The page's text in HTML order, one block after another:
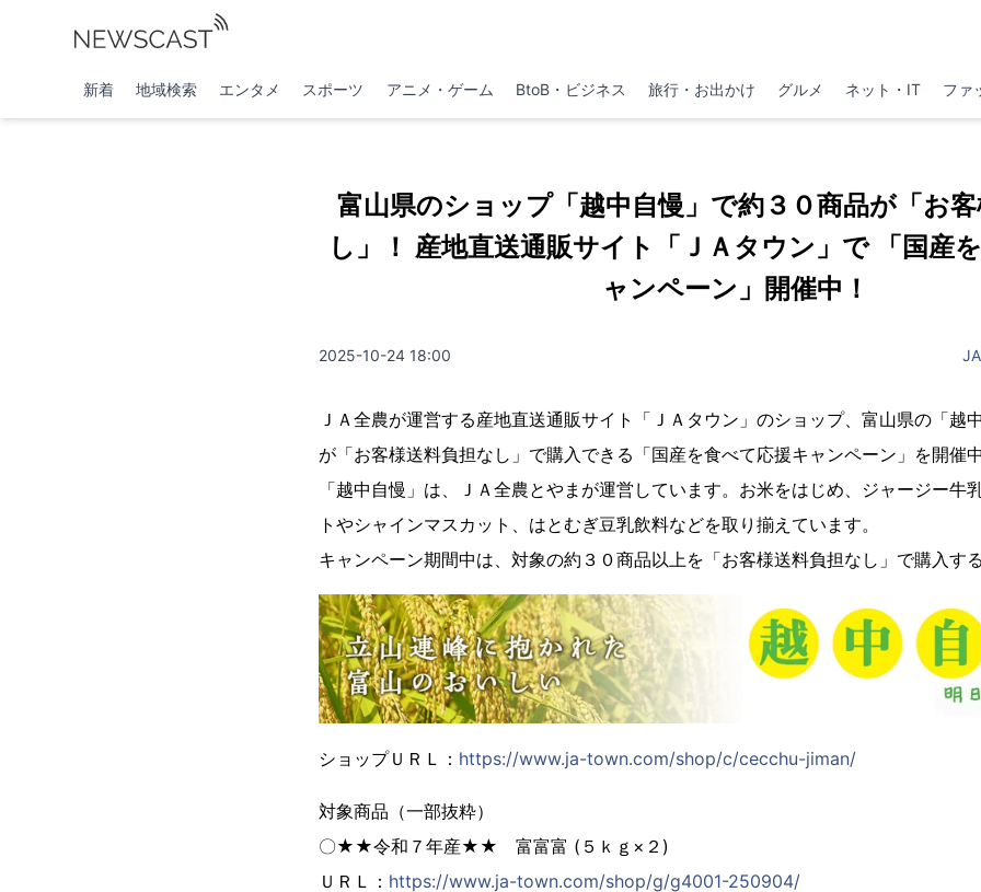
新着 地域検索 エンタメ スポーツ アニメ・ゲーム BtoB・ビジネス 旅行・お出かけ グルメ ネット・IT ファ
富山県のショップ「越中自慢」で約３０商品が「お
し」！ 産地直送通販サイト「ＪＡタウン」で 「国産
ャンペーン」開催中！
2025-10-24 18:00
ＪＡ全農が運営する産地直送通販サイト「ＪＡタウン」のショップ、富山県の「越
が「お客様送料負担なし」で購入できる「国産を食べて応援キャンペーン」を開催中
「越中自慢」は、ＪＡ全農とやまが運営しています。お米をはじめ、ジャージー牛
トやシャインマスカット、はとむぎ豆乳飲料などを取り揃えています。
キャンペーン期間中は、対象の約３０商品以上を「お客様送料負担なし」で購入す
ショップＵＲＬ： https://www.ja-town.com/shop/c/cecchu-jiman/
対象商品（一部抜粋）
〇★★令和７年産★★ 富富富 (５ｋｇ×２)
ＵＲＬ： https://www.ja-town.com/shop/g/g4001-250904/